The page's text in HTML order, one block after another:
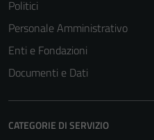
Politici
Personale Amministrativo
Enti e Fondazioni
Documenti e Dati
CATEGORIE DI SERVIZIO